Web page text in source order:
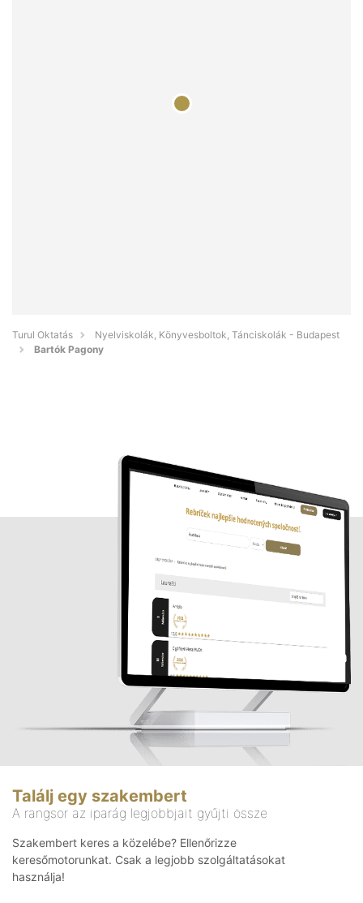
Turul Oktatás
Nyelviskolák, Könyvesboltok, Tánciskolák - Budapest
Bartók Pagony
Találj egy szakembert
A rangsor az iparág legjobbjait gyűjti össze
Szakembert keres a közelébe? Ellenőrizze
keresőmotorunkat. Csak a legjobb szolgáltatásokat
használja!